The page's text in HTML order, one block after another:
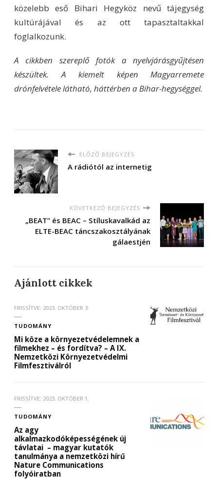
közelebb eső Bihari Hegyköz nevű tájegység
kultúrájával és az ott tapasztaltakkal
foglalkozunk.
A cikkben szereplő fotók a nyelvjárásgyűjtésen
készültek. A kiemelt képen Magyarremete
drónfelvétele látható, háttérben a Bihar-hegységgel.
ELŐZŐ BEJEGYZÉS
A rádiótól az internetig
KÖVETKEZŐ BEJEGYZÉS
„BEAT” és BEAC – Stíluskavalkád az
ELTE-BEAC táncszakosztályának
gálaestjén
Ajánlott cikkek
FRISSÍTVE: 2023. OKTÓBER 3.
TUDOMÁNY
Mi köze a környezetvédelemnek a
filmekhez – és fordítva? – A IX.
Nemzetközi Környezetvédelmi
Filmfesztiválról
FRISSÍTVE: 2023. OKTÓBER 1.
TUDOMÁNY
Az agy
alkalmazkodóképességének új
távlatai – magyar kutatók
tanulmánya a nemzetközi hírű
Nature Communications
folyóiratban